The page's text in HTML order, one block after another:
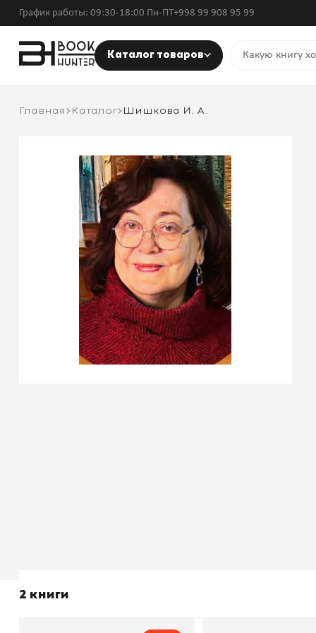
График работы: 09:30-18:00 Пн-ПТ+998 99 908 95 99
Каталог товаров
Главная Каталог Шишкова И. А.
2 книги